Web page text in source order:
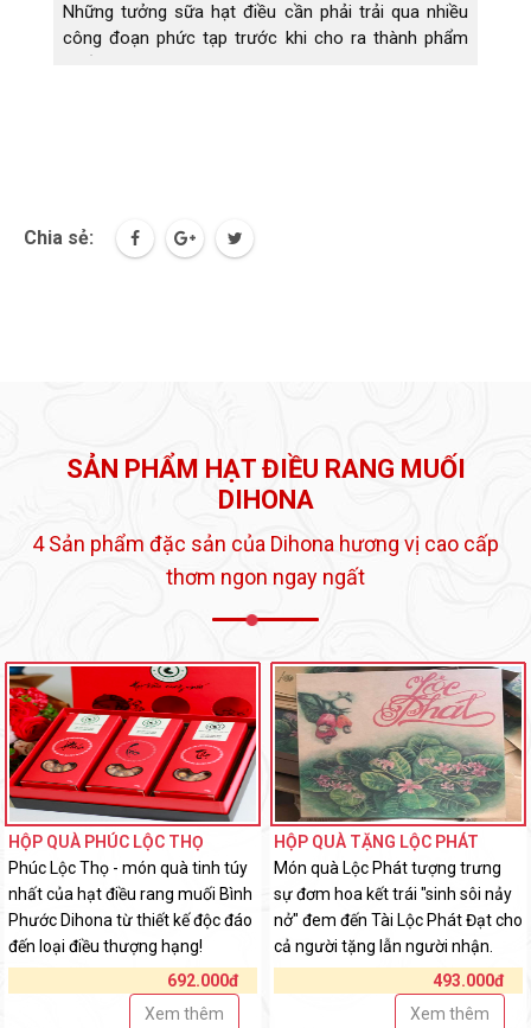
Những tưởng sữa hạt điều cần phải trải qua nhiều
công đoạn phức tạp trước khi cho ra thành phẩm
Chia sẻ:
SẢN PHẨM HẠT ĐIỀU RANG MUỐI
DIHONA
4 Sản phẩm đặc sản của Dihona hương vị cao cấp
thơm ngon ngay ngất
HỘP QUÀ PHÚC LỘC THỌ
Phúc Lộc Thọ - món quà tinh túy
nhất của hạt điều rang muối Bình
Phước Dihona từ thiết kế độc đáo
đến loại điều thượng hạng!
692.000đ
Xem thêm
HỘP QUÀ TẶNG LỘC PHÁT
Món quà Lộc Phát tượng trưng
sự đơm hoa kết trái "sinh sôi nảy
nở" đem đến Tài Lộc Phát Đạt cho
cả người tặng lẫn người nhận.
493.000đ
Xem thêm